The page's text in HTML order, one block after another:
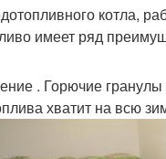
котла,
имеет ряд
. Горючие
хватит на всю